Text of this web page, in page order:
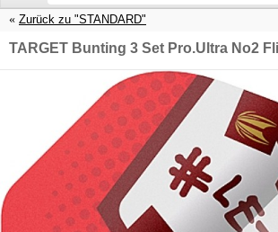
Zurück zu "STANDARD"
TARGET Bunting 3 Set Pro.Ultra No2